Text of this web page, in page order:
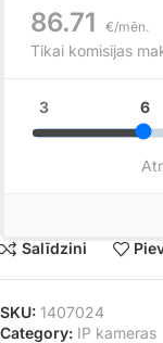
Salīdzini
SKU: 1407024
Category: IP kameras